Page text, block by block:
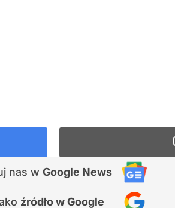
nas w Google News
źródło w Google